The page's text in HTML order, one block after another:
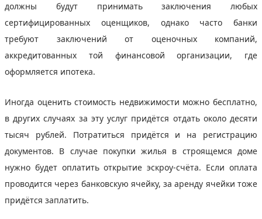
должны будут принимать заключения любых
сертифицированных оценщиков, однако часто банки
требуют заключений от оценочных компаний,
аккредитованных той финансовой организации, где
оформляется ипотека.
Иногда оценить стоимость недвижимости можно бесплатно,
в других случаях за эту услуг придётся отдать около десяти
тысяч рублей. Потратиться придётся и на регистрацию
документов. В случае покупки жилья в строящемся доме
нужно будет оплатить открытие эскроу-счёта. Если оплата
проводится через банковскую ячейку, за аренду ячейки тоже
придётся заплатить.